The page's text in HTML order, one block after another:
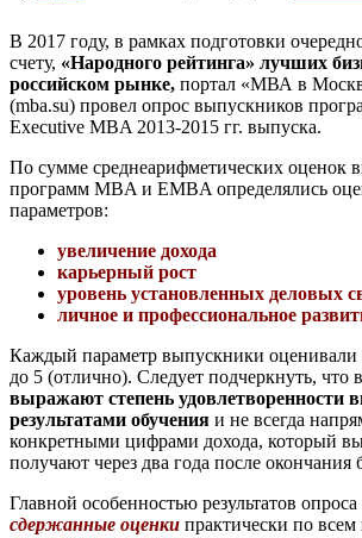
В 2017 году, в рамках подготовки
счету, «Народного рейтинга» лучших
российском рынке, портал «МВА в
(mba.su) провел опрос выпускников
Executive MBA 2013-2015 гг. выпуска.
По сумме среднеарифметических оценок
программ MBA и EMBA определялись
параметров:
увеличение дохода
карьерный рост
уровень установленных деловых
личное и профессиональное
Каждый параметр выпускники оценивали
до 5 (отлично). Следует подчеркнуть, что
выражают степень удовлетворенности
результатами обучения и не всегда
конкретными цифрами дохода, который
получают через два года после окончания
Главной особенностью результатов
сдержанные оценки практически по